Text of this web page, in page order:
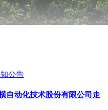
公告
自动化技术股份有限公司走